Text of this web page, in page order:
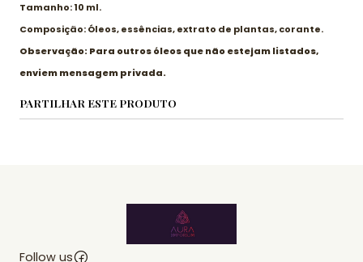
Tamanho: 10 ml.
Composição: Óleos, essências, extrato de plantas, corante.
Observação: Para outros óleos que não estejam listados,
enviem mensagem privada.
PARTILHAR ESTE PRODUTO
Follow us